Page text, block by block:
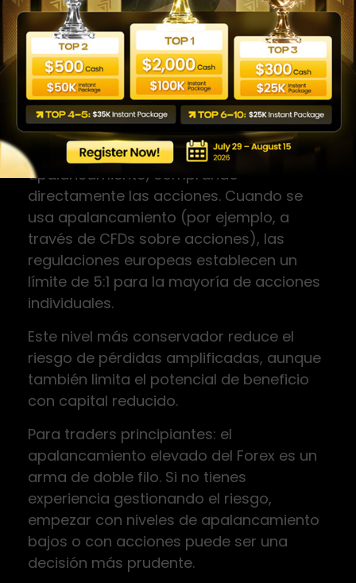
inicial. Pero lo mismo ocurre a la inversa.
Acciones:
apalancamiento más
conservador
En el mercado de acciones tradicional,
muchos traders operan sin
apalancamiento, comprando
directamente las acciones. Cuando se
usa apalancamiento (por ejemplo, a
través de CFDs sobre acciones), las
regulaciones europeas establecen un
límite de 5:1 para la mayoría de acciones
individuales.
Este nivel más conservador reduce el
riesgo de pérdidas amplificadas, aunque
también limita el potencial de beneficio
con capital reducido.
Para traders principiantes: el
apalancamiento elevado del Forex es un
arma de doble filo. Si no tienes
experiencia gestionando el riesgo,
empezar con niveles de apalancamiento
bajos o con acciones puede ser una
decisión más prudente.